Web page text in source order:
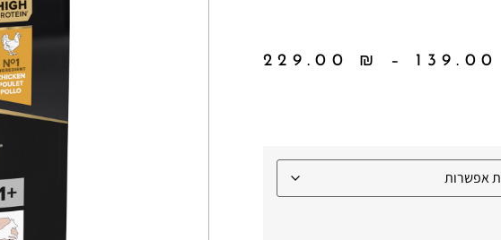
139.00
–
229.00 ₪